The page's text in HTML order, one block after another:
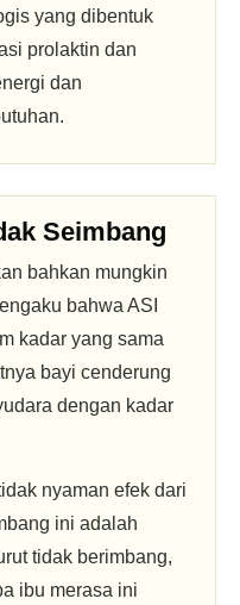
yang dibentuk
prolaktin dan
dan
Seimbang
bahkan mungkin
bahwa ASI
kadar yang sama
bayi cenderung
dengan kadar
nyaman efek dari
ini adalah
tidak berimbang,
ibu merasa ini